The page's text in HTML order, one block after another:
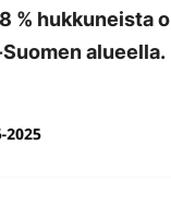
% hukkuneista
alueella.